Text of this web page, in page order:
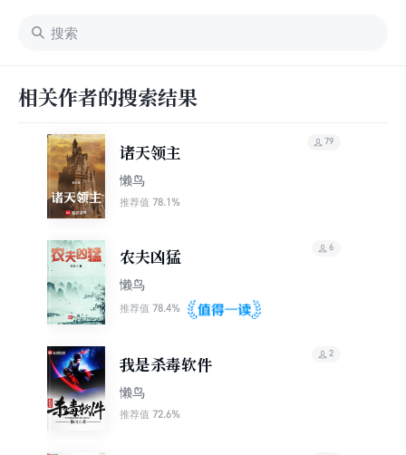
相关作者的搜索结果
诸天领主
懒鸟
推荐值 78.1%
79
农夫凶猛
懒鸟
推荐值 78.4%
6
我是杀毒软件
懒鸟
推荐值 72.6%
2